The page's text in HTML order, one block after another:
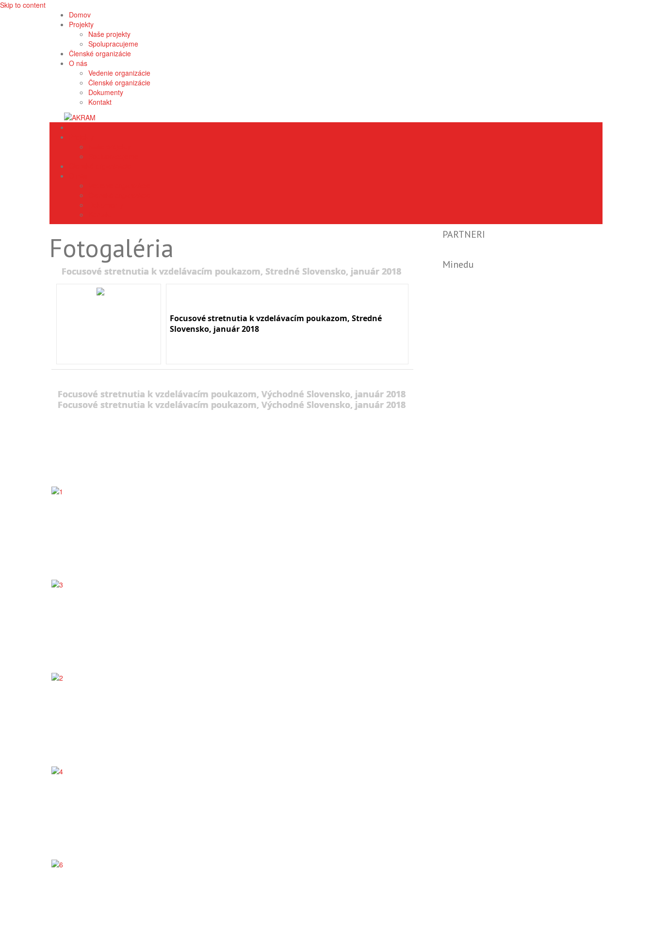
Skip to content
Domov
Projekty
Naše projekty
Spolupracujeme
Členské organizácie
O nás
Vedenie organizácie
Členské organizácie
Dokumenty
Kontakt
Fotogaléria
Focusové stretnutia k vzdelávacím poukazom, Stredné Slovensko, január 2018
Focusové stretnutia k vzdelávacím poukazom, Stredné
Slovensko, január 2018
Focusové stretnutia k vzdelávacím poukazom, Východné Slovensko, január 2018
Focusové stretnutia k vzdelávacím poukazom, Východné Slovensko, január 2018
PARTNERI
Minedu